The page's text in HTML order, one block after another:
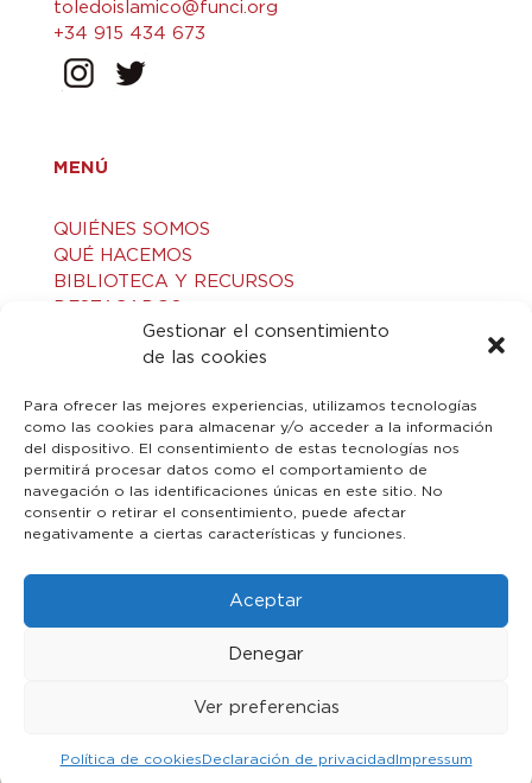
Gestionar el consentimiento
de las cookies
Para ofrecer las mejores experiencias, utilizamos tecnologías
como las cookies para almacenar y/o acceder a la información
del dispositivo. El consentimiento de estas tecnologías nos
permitirá procesar datos como el comportamiento de
navegación o las identificaciones únicas en este sitio. No
consentir o retirar el consentimiento, puede afectar
negativamente a ciertas características y funciones.
Aceptar
Denegar
Ver preferencias
Política de cookiesDeclaración de privacidadImpressum
toledoislamico@funci.org
+34 915 434 673
MENÚ
QUIÉNES SOMOS
QUÉ HACEMOS
BIBLIOTECA Y RECURSOS
DESTACADOS
ACTIVIDADES
VISITAS GUIADAS
LEGAL
AVISO LEGAL
POLÍTICA DE COOKIES
© 2023 Toledo Islámico. Todos los derechos reservados